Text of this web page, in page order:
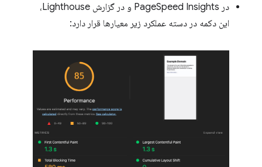
در PageSpeed ​​Insights و در گزارش Lighthouse،
این دکمه در دسته عملکرد زیر معیارها قرار دارد: